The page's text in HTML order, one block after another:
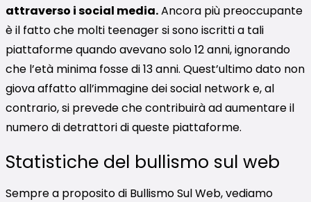
attraverso i social media.Ancora più preoccupante
è il fatto che molti teenager si sono iscritti a tali
piattaforme quando avevano solo 12 anni, ignorando
che l’età minima fosse di 13 anni. Quest’ultimo dato non
giova affatto all’immagine dei social network e, al
contrario, si prevede che contribuirà ad aumentare il
numero di detrattori di queste piattaforme.
Statistiche del bullismo sul web
Sempre a proposito di Bullismo Sul Web, vediamo